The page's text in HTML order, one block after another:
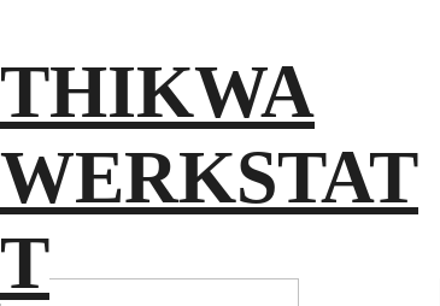
THIKWA
WERKSTAT
T